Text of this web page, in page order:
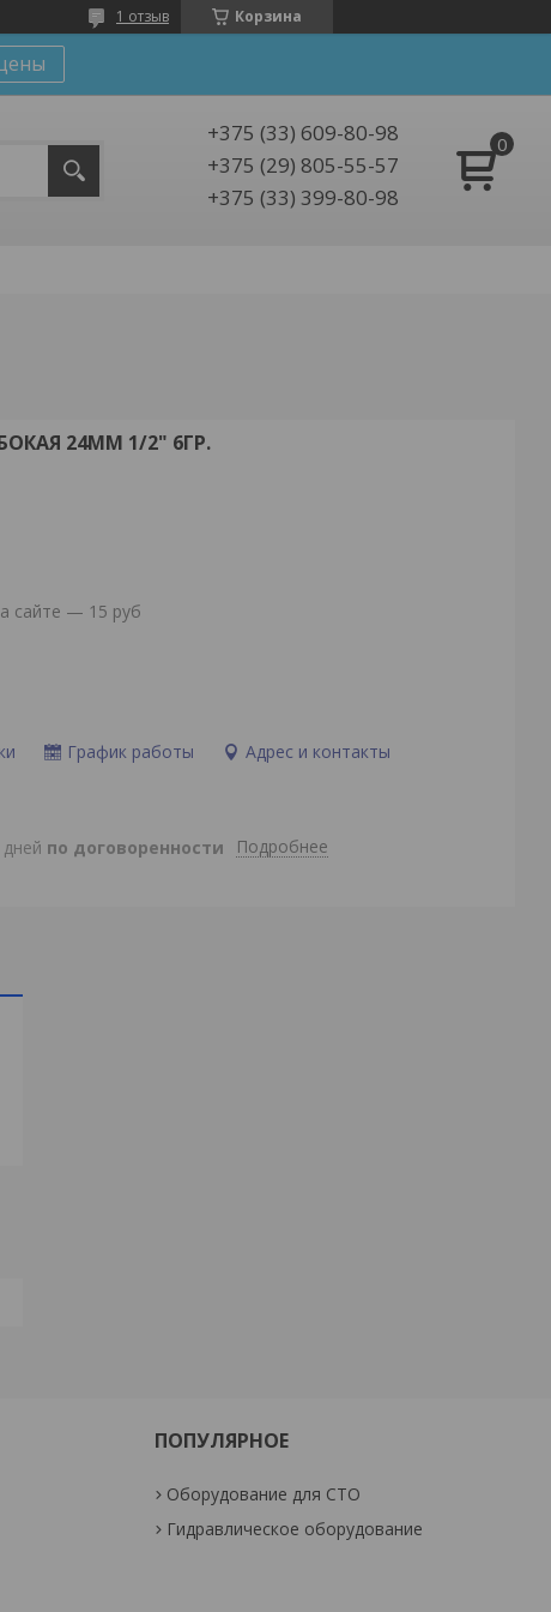
Корзина
1 отзыв
+375 (33) 609-80-98
+375 (29) 805-55-57
+375 (33) 399-80-98
24MM 1/2" 6ГР.
сайте — 15 руб
График работы Адрес и контакты
по договоренности Подробнее
ПОПУЛЯРНОЕ
Оборудование для СТО
Гидравлическое оборудование